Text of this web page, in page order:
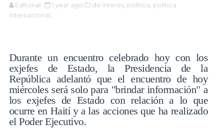
Editorial 1 year ago de interés, politica, politica
internacional,
Durante un encuentro celebrado hoy con los
exjefes de Estado, la Presidencia de la
República adelantó que el encuentro de hoy
miércoles será solo para "brindar información" a
los exjefes de Estado con relación a lo que
ocurre en Haití y a las acciones que ha realizado
el Poder Ejecutivo.